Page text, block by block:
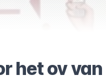
het ov van